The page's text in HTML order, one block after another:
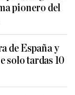
pionero del
de España y
solo tardas 10